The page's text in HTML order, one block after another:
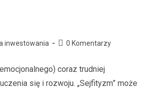
inwestowania 0 Komentarzy
coraz trudniej
się i rozwoju. „Sejfityzm” może